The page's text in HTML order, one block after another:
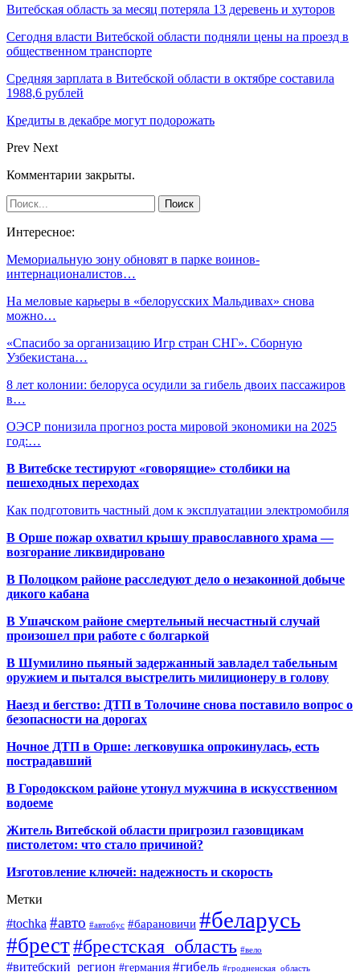
Витебская область за месяц потеряла 13 деревень и хуторов
Сегодня власти Витебской области подняли цены на проезд в
общественном транспорте
Средняя зарплата в Витебской области в октябре составила
1988,6 рублей
Кредиты в декабре могут подорожать
Prev Next
Комментарии закрыты.
Интересное:
Мемориальную зону обновят в парке воинов-
интернационалистов…
На меловые карьеры в «белорусских Мальдивах» снова
можно…
«Спасибо за организацию Игр стран СНГ». Сборную
Узбекистана…
8 лет колонии: белоруса осудили за гибель двоих пассажиров
в…
ОЭСР понизила прогноз роста мировой экономики на 2025
год:…
В Витебске тестируют «говорящие» столбики на
пешеходных переходах
Как подготовить частный дом к эксплуатации электромобиля
В Орше пожар охватил крышу православного храма —
возгорание ликвидировано
В Полоцком районе расследуют дело о незаконной добыче
дикого кабана
В Ушачском районе смертельный несчастный случай
произошел при работе с болгаркой
В Шумилино пьяный задержанный завладел табельным
оружием и пытался выстрелить милиционеру в голову
Наезд и бегство: ДТП в Толочине снова поставило вопрос о
безопасности на дорогах
Ночное ДТП в Орше: легковушка опрокинулась, есть
пострадавший
В Городокском районе утонул мужчина в искусственном
водоеме
Житель Витебской области пригрозил газовщикам
пистолетом: что стало причиной?
Изготовление ключей: надежность и скорость
Метки
#tochka #авто #автобус #барановичи #беларусь
#брест#брестская_область #вело
#витебский_регион #германия #гибель #гродненская_область